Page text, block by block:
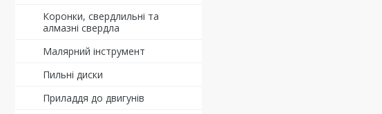
Коронки, свердлильні та
алмазні свердла
Малярний інструмент
Пильні диски
Приладдя до двигунів